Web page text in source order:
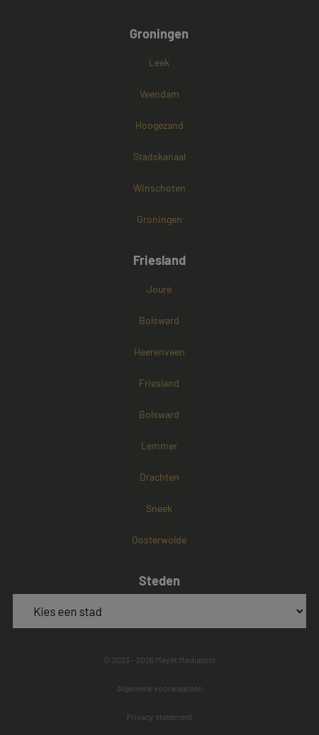
Groningen
Leek
Veendam
Hoogezand
Stadskanaal
Winschoten
Groningen
Friesland
Joure
Bolsward
Heerenveen
Friesland
Bolsward
Lemmer
Drachten
Sneek
Oosterwolde
Steden
© 2023 - 2026 Mayet Mediators
Algemene voorwaarden
Privacy statement